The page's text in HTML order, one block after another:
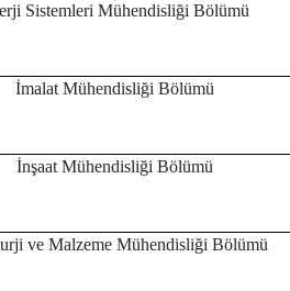
Sistemleri Mühendisliği Bölümü
İmalat Mühendisliği Bölümü
İnşaat Mühendisliği Bölümü
ve Malzeme Mühendisliği Bölümü